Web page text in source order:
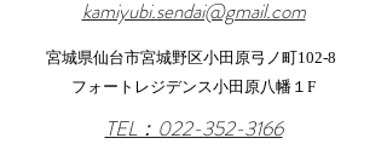
kamiyubi.sendai@gmail.com
​宮城県仙台市宮城野区小田原弓ノ町102-8
​フォートレジデンス小田原八幡１F
TEL：022-352-3166